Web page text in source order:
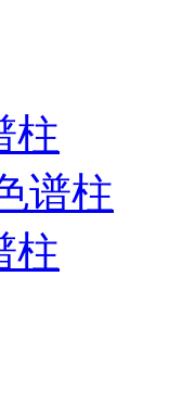
柱
谱柱
柱